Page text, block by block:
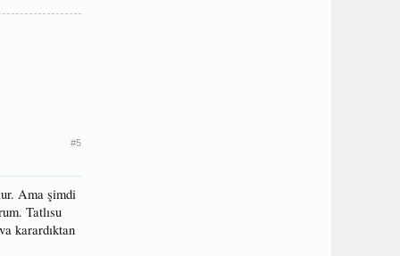
#5
Ama şimdi
Tatlısu
karardıktan